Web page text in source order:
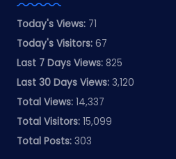
Today's Views: 71
Today's Visitors: 67
Last 7 Days Views: 825
Last 30 Days Views: 3,120
Total Views: 14,337
Total Visitors: 15,099
Total Posts: 303